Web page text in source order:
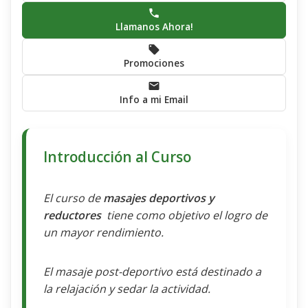
Llamanos Ahora!
Promociones
Info a mi Email
Introducción al Curso
El curso demasajes deportivos y
reductores tiene como objetivo el logro de
un mayor rendimiento.
El masaje post-deportivo está destinado a
la relajación y sedar la actividad.